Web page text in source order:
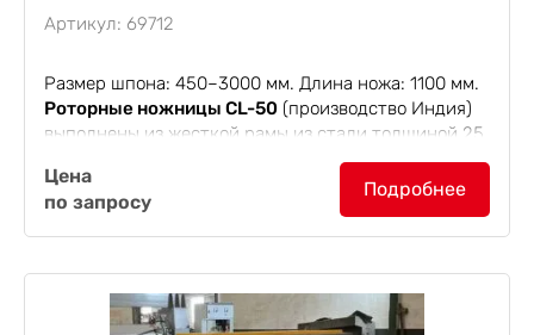
Артикул: 69712
Размер шпона: 450–3000 мм. Длина ножа: 1100 мм.
Роторные ножницы CL-50 (производство Индия)
выполнены из жесткой рамы из стали толщиной 25
мм и двумя мощными двигателями по 3.7 кВт
каждый, что...
Цена
по запросу
Подробнее